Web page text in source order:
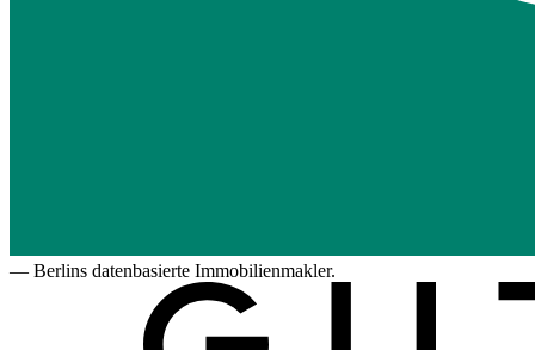
— Berlins datenbasierte Immobilienmakler.